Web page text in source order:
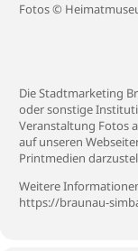
Fotos ©
Die Stadtmarketing
oder sonstige
Veranstaltung Fotos
auf unseren
Printmedien
Weitere
https://braunau-